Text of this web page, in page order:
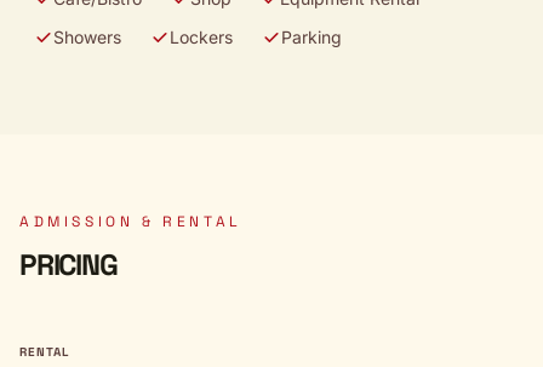
Showers
Lockers Parking
ADMISSION & RENTAL
PRICING
RENTAL